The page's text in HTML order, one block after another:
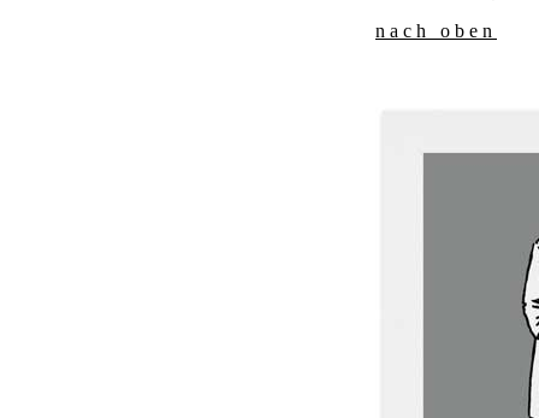
nach oben